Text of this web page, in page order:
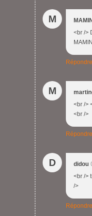
M
<br />
Répondre
M
<br />
<br />
Répondre
D didou
<br />
/>
Répondre